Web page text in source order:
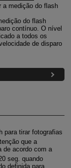
a medição do flash
do flash
contínuo. O nível
a todos os
de disparo
para tirar fotografias
que a
de acordo com a
seg. quando
definida para